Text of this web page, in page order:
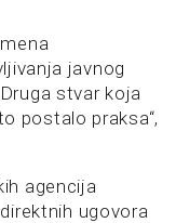
javnog
stvar koja
postalo praksa“,
agencija
ugovora